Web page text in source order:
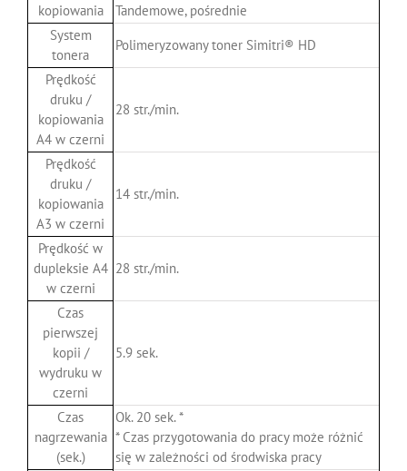
kopiowania
Tandemowe, pośrednie
System
tonera
Polimeryzowany toner Simitri® HD
Prędkość
druku /
kopiowania
A4 w czerni
28 str./min.
Prędkość
druku /
kopiowania
A3 w czerni
14 str./min.
Prędkość w
dupleksie A4
w czerni
28 str./min.
Czas
pierwszej
kopii /
wydruku w
czerni
5.9 sek.
Czas
nagrzewania
(sek.)
Ok. 20 sek. *
* Czas przygotowania do pracy może różnić
się w zależności od środwiska pracy